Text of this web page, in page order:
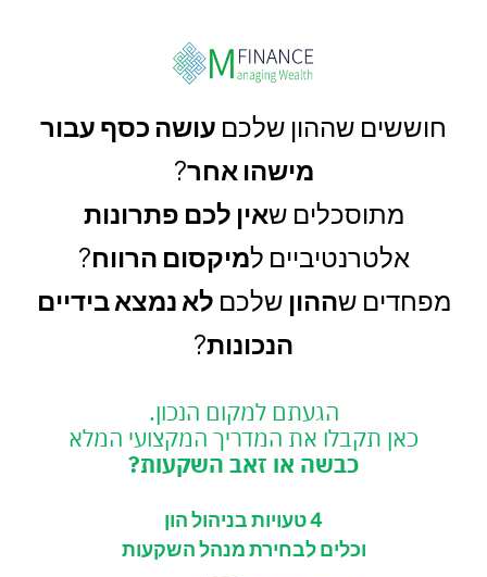
חוששים שההון שלכם עושה כסף עבור
מישהו אחר?
מתוסכלים שאין לכם פתרונות
אלטרנטיביים למיקסום הרווח?
מפחדים שההון שלכם לא נמצא בידיים
הנכונות?
הגעתם למקום הנכון.
כאן תקבלו את המדריך המקצועי המלא
כבשה או זאב השקעות?
4 טעויות בניהול הון
וכלים לבחירת מנהל השקעות